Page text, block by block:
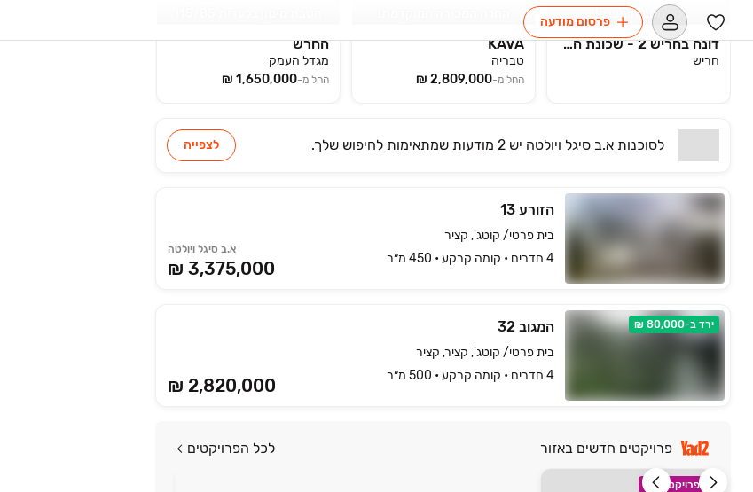
פרסום מודעה
סל הטבות מפנק!
דונה בחריש 2 - שכונת הפרחים
חריש
KAVA‏
טבריה
החל מ-
החרש
מגדל העמק
החל מ-
לסוכנות א.ב סיגל ויולטה יש 2 מודעות שמתאימות לחיפוש שלך. לצפייה
א.ב סיגל ויולטה
₪ 3,375,000
הזורע 13
בית פרטי/ קוטג', קציר
4 חדרים • קומה ‎קרקע‏ • 450 מ״ר
ירד ב-80,000 ₪
₪ 2,820,000
המגוב 32
בית פרטי/ קוטג', קציר, קציר
4 חדרים • קומה ‎קרקע‏ • 500 מ״ר
פרויקטים חדשים באזור לכל הפרויקטים
פרויקט חדש